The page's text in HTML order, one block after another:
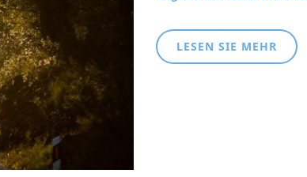
LESEN SIE MEHR